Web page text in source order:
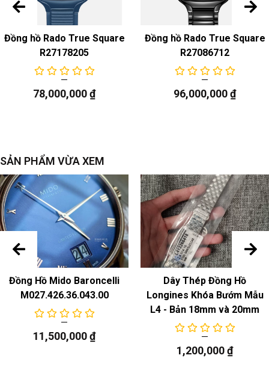
Khóa
: Ceramic
Đồng hồ pin
Chức năng
giờ phút
Đồng hồ Rado True Square
R27178205
78,000,000₫
Đồng hồ Rado True Square
R27086712
96,000,000₫
SẢN PHẨM VỪA XEM
Đồng Hồ Mido Baroncelli
M027.426.36.043.00
11,500,000₫
Dây Thép Đồng Hồ
Longines Khóa Bướm Mẫu
L4 - Bản 18mm và 20mm
1,200,000₫